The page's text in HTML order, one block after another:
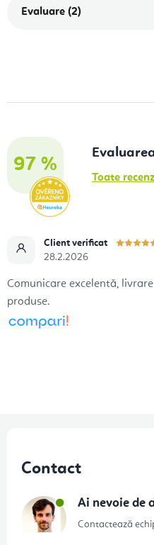
Evaluare (2)
97 %
Toate
Client verificat
28.2.2026
Comunicare excelentă,
produse.
Contact
Ai nevoie de
Contactează